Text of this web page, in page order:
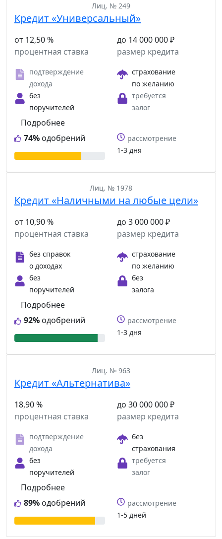
Лиц. № 249
Кредит «Универсальный»
от 12,50 %
процентная ставка
до 14 000 000 ₽
размер кредита
подтверждение
дохода
страхование
по желанию
без
поручителей
требуется
залог
74% одобрений
Подробнее
рассмотрение
1-3 дня
Лиц. № 1978
Кредит «Наличными на любые цели»
от 10,90 %
процентная ставка
до 3 000 000 ₽
размер кредита
без справок
о доходах
страхование
по желанию
без
поручителей
без
залога
92% одобрений
Подробнее
рассмотрение
1-3 дня
Лиц. № 963
Кредит «Альтернатива»
18,90 %
процентная ставка
до 30 000 000 ₽
размер кредита
подтверждение
дохода
без
страхования
без
поручителей
требуется
залог
89% одобрений
Подробнее
рассмотрение
1-5 дней